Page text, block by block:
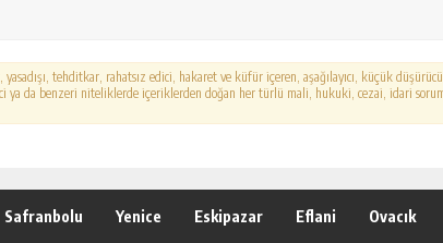
yasadışı, tehditkar, rahatsız edici, hakaret ve küfür içeren, aşağılayıcı, küçük
ya da benzeri niteliklerde içeriklerden doğan her türlü mali, hukuki, cezai, idari
Safranbolu Yenice Eskipazar Eflani Ovacık